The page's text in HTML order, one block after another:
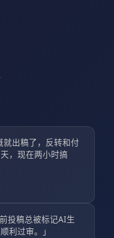
就出稿了，反转和付
，现在两小时搞
投稿总被标记AI生
利过审。」